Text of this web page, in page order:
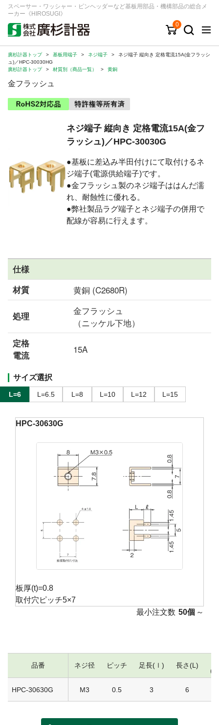
スペーサー・ワッシャー・ピンヘッダーなど基板用部品・機構部品の総合メ
ーカー《HIROSUGI》
0
キーワード 品番/シリーズ
商品カテゴリから探す
ジャンルから探す
シリーズから探す
注文・見積りについて
ご利用ガイド
お問い合わせ窓口
廣杉計器トップ > 基板用端子 > ネジ端子 >
ネジ端子 縦向き 定格電流15A(金フラッシ
ュ)／HPC-30030HG
廣杉計器トップ
> 材質別（商品一覧） > 黄銅
金フラッシュ
ネジ端子 縦向き 定格電流15A(金フ
ラッシュ)／HPC-30030G
●基板に差込み半田付けにて取付けるネ
ジ端子(電源供給端子)です。
●金フラッシュ製のネジ端子ははんだ濡
れ、耐蝕性に優れる。
●弊社製品ラグ端子とネジ端子の併用で
配線が容易に行えます。
仕様
材質
黄銅 (C2680R)
処理
金フラッシュ
（ニッケル下地）
定格
電流
15A
サイズ選択
L=6 L=6.5 L=8 L=10 L=12 L=15
HPC-30630G
板厚(t)=0.8
取付穴ピッチ5×7
最小注文数 50個 ～
品番 ネジ径 ピッチ 足長(ｌ) 長さ(L)
(
HPC-30630G M3 0.5 3 6